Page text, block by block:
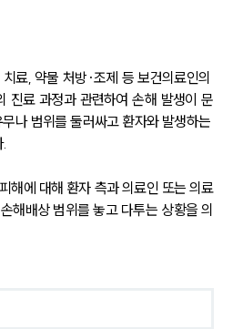
료, 약물 처방·조제 등 보건의료인의
진료 과정과 관련하여 손해 발생이 문
나 범위를 둘러싸고 환자와 발생하는
해에 대해 환자 측과 의료인 또는 의료
해배상 범위를 놓고 다투는 상황을 의